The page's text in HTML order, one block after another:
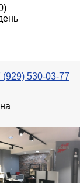
(929) 530-03-77